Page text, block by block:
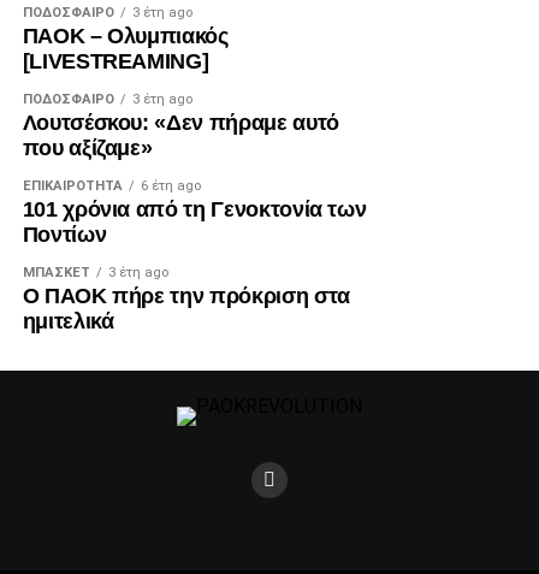
ΠΟΔΌΣΦΑΙΡΟ 3 έτη ago
ΠΑΟΚ – Ολυμπιακός
[LIVESTREAMING]
ΠΟΔΌΣΦΑΙΡΟ 3 έτη ago
Λουτσέσκου: «Δεν πήραμε αυτό
που αξίζαμε»
ΕΠΙΚΑΙΡΌΤΗΤΑ 6 έτη ago
101 χρόνια από τη Γενοκτονία των
Ποντίων
ΜΠΆΣΚΕΤ 3 έτη ago
Ο ΠΑΟΚ πήρε την πρόκριση στα
ημιτελικά